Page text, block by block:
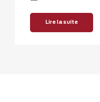
Lire la suite